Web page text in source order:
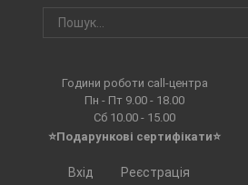
Години роботи call-центра
Пн - Пт 9.00 - 18.00
Сб 10.00 - 15.00
⭐Подарункові сертифікати⭐
Вхід Реєстрація